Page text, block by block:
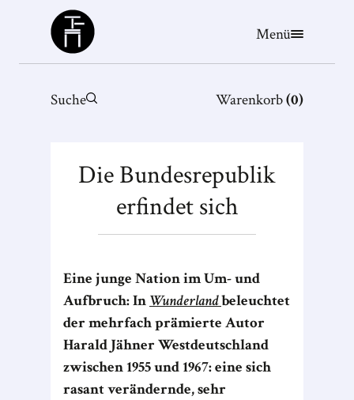
Büchergilde
Menü
Suche Warenkorb(0)
Die Bundesrepublik
erfindet sich
Eine junge Nation im Um- und
Aufbruch: InWunderlandbeleuchtet
der mehrfach prämierte Autor
Harald Jähner Westdeutschland
zwischen 1955 und 1967: eine sich
rasant verändernde, sehr